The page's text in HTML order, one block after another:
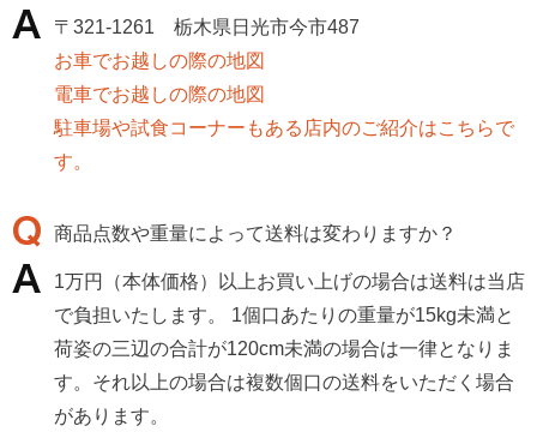
〒321-1261 栃木県日光市今市487
お車でお越しの際の地図
電車でお越しの際の地図
駐車場や試食コーナーもある店内のご紹介はこちらで
す。
商品点数や重量によって送料は変わりますか？
1万円（本体価格）以上お買い上げの場合は送料は当店
で負担いたします。 1個口あたりの重量が15kg未満と
荷姿の三辺の合計が120cm未満の場合は一律となりま
す。それ以上の場合は複数個口の送料をいただく場合
があります。